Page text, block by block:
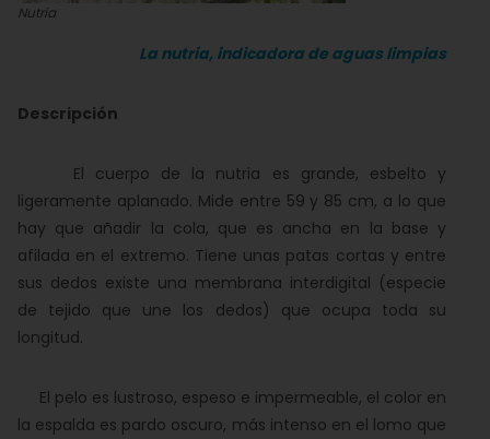
Nutria
La nutria, indicadora de aguas limpias
Descripción
El cuerpo de la nutria es grande, esbelto y
ligeramente aplanado. Mide entre 59 y 85 cm, a lo que
hay que añadir la cola, que es ancha en la base y
afilada en el extremo. Tiene unas patas cortas y entre
sus dedos existe una membrana interdigital (especie
de tejido que une los dedos) que ocupa toda su
longitud.
El pelo es lustroso, espeso e impermeable, el color en
la espalda es pardo oscuro, más intenso en el lomo que